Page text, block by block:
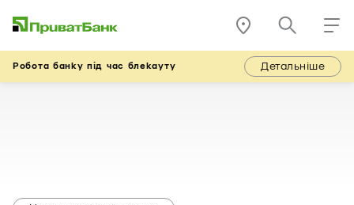
Робота банку під час блекауту Детальніше